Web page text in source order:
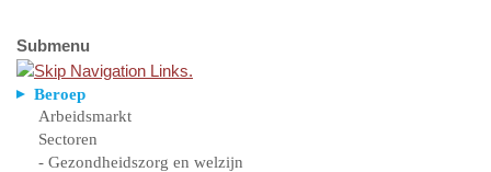
Submenu
Beroep
Arbeidsmarkt
Sectoren
- Gezondheidszorg en welzijn